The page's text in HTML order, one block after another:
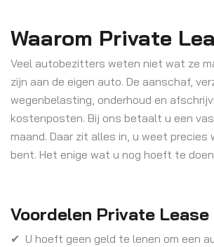
Waarom Private
Veel autobezitters weten niet wat ze
zijn aan de eigen auto. De aanschaf,
wegenbelasting, onderhoud en
kostenposten. Bij ons betaalt u een
maand. Daar zit alles in, u weet precies
bent. Het enige wat u nog hoeft te
Voordelen Private Lease
✔ U hoeft geen geld te lenen om een